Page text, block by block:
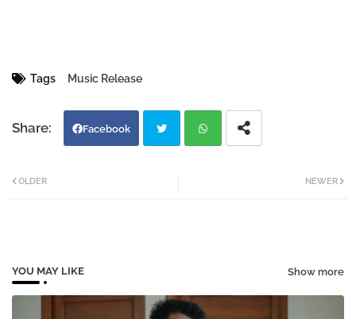
Tags Music Release
Facebook
NEWER
OLDER
YOU MAY LIKE Show more